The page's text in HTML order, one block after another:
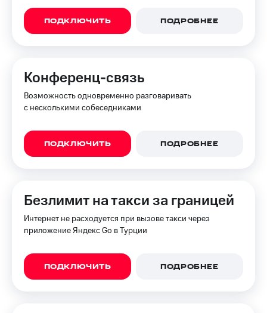
ПОДКЛЮЧИТЬ ПОДРОБНЕЕ
Конференц-связь
Возможность одновременно разговаривать
с несколькими собеседниками
ПОДКЛЮЧИТЬ ПОДРОБНЕЕ
Безлимит на такси за границей
Интернет не расходуется при вызове такси через
приложение Яндекс Go в Турции
ПОДКЛЮЧИТЬ ПОДРОБНЕЕ